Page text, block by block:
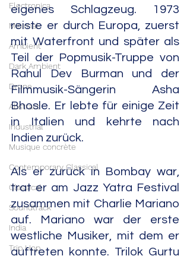
Electronica
Minimal
Ambient
Dark Ambient
Drone
Abstract
Industrial
Musique concrète
Contemporary Classical
Classical
Soundtrack
India
Trip Hop
eigenes Schlagzeug. 1973
reiste er durch Europa, zuerst
mit Waterfront und später als
Teil der Popmusik-Truppe von
Rahul Dev Burman und der
Filmmusik-Sängerin Asha
Bhosle. Er lebte für einige Zeit
in Italien und kehrte nach
Indien zurück.
Als er zurück in Bombay war,
trat er am Jazz Yatra Festival
zusammen mit Charlie Mariano
auf. Mariano war der erste
westliche Musiker, mit dem er
auftreten konnte. Trilok Gurtu